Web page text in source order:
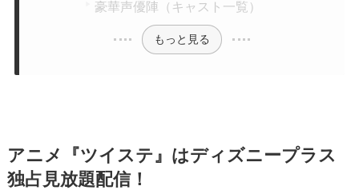
豪華声優陣（キャスト一覧）
もっと見る
アニメ『ツイステ』はディズニープラス
独占見放題配信！